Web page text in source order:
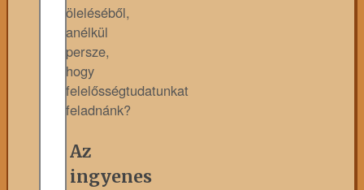
öleléséből,
anélkül
persze,
hogy
felelősségtudatunkat
feladnánk?
Az
ingyenes